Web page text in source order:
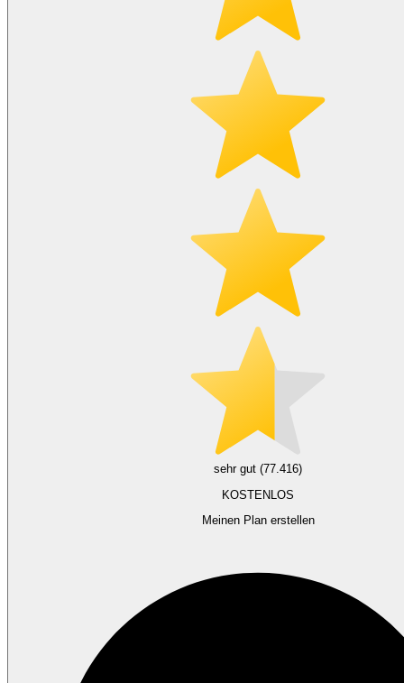
sehr gut (77.416)
KOSTENLOS
Meinen Plan erstellen